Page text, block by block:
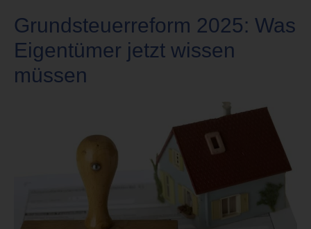
Grundsteuerreform 2025: Was
Eigentümer jetzt wissen
müssen